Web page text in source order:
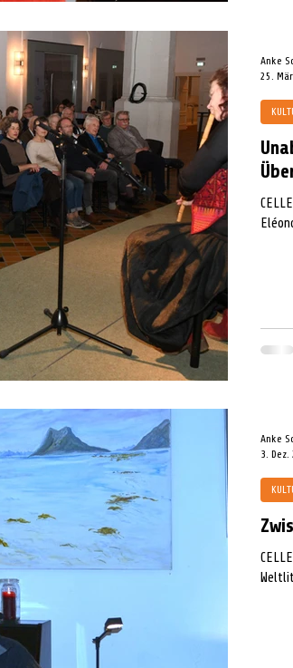
Anke
25.
Anke
3. Dez.